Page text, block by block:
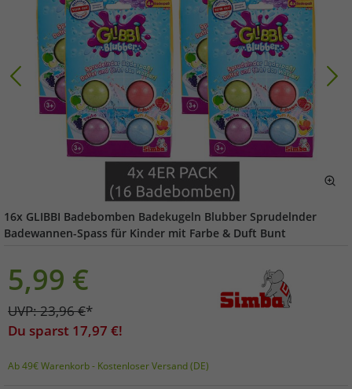
16x GLIBBI Badebomben Badekugeln Blubber Sprudelnder
Badewannen-Spass für Kinder mit Farbe & Duft Bunt
5,99 €
UVP:23,96€*
Du sparst 17,97 €!
Ab 49€ Warenkorb - Kostenloser Versand (DE)